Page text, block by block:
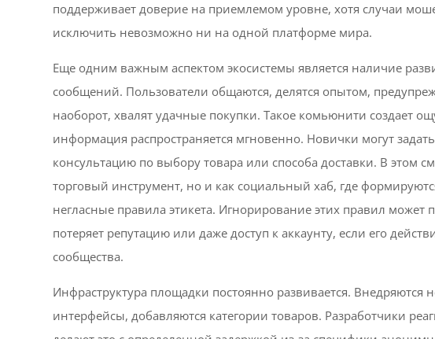
поддерживает доверие на приемлемом уровне, хотя случаи
исключить невозможно ни на одной платформе мира.
Еще одним важным аспектом экосистемы является наличие
сообщений. Пользователи общаются, делятся опытом,
наоборот, хвалят удачные покупки. Такое комьюнити создает
информация распространяется мгновенно. Новички могут
консультацию по выбору товара или способа доставки. В этом
торговый инструмент, но и как социальный хаб, где
негласные правила этикета. Игнорирование этих правил может
потеряет репутацию или даже доступ к аккаунту, если его
сообщества.
Инфраструктура площадки постоянно развивается.
интерфейсы, добавляются категории товаров. Разработчики